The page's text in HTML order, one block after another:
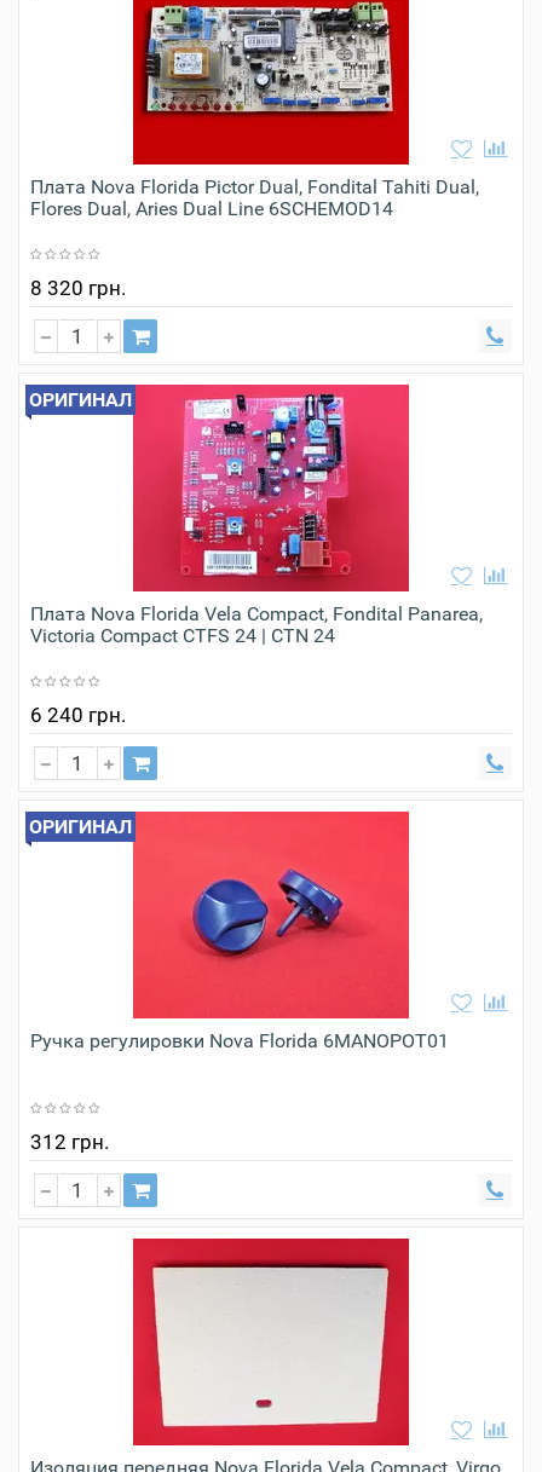
Плата Nova Florida Pictor Dual, Fondital Tahiti Dual,
Flores Dual, Aries Dual Line 6SCHEMOD14
8 320 грн.
ОРИГИНАЛ
Плата Nova Florida Vela Compact, Fondital Panarea,
Victoria Compact CTFS 24 | CTN 24
6 240 грн.
ОРИГИНАЛ
Ручка регулировки Nova Florida 6MANOPOT01
312 грн.